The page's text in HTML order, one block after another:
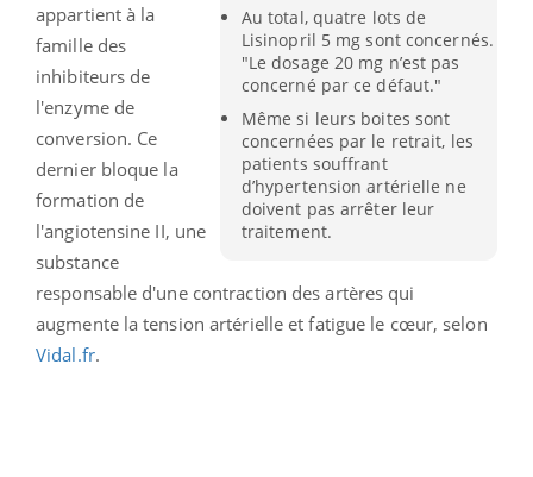
Au total, quatre lots de
Lisinopril 5 mg sont concernés.
"Le dosage 20 mg n’est pas
concerné par ce défaut."
Même si leurs boites sont
concernées par le retrait, les
patients souffrant
d’hypertension artérielle ne
doivent pas arrêter leur
traitement.
appartient à la
famille des
inhibiteurs de
l'enzyme de
conversion. Ce
dernier bloque la
formation de
l'angiotensine II, une
substance
responsable d'une contraction des artères qui
augmente la tension artérielle et fatigue le cœur, selon
Vidal.fr.